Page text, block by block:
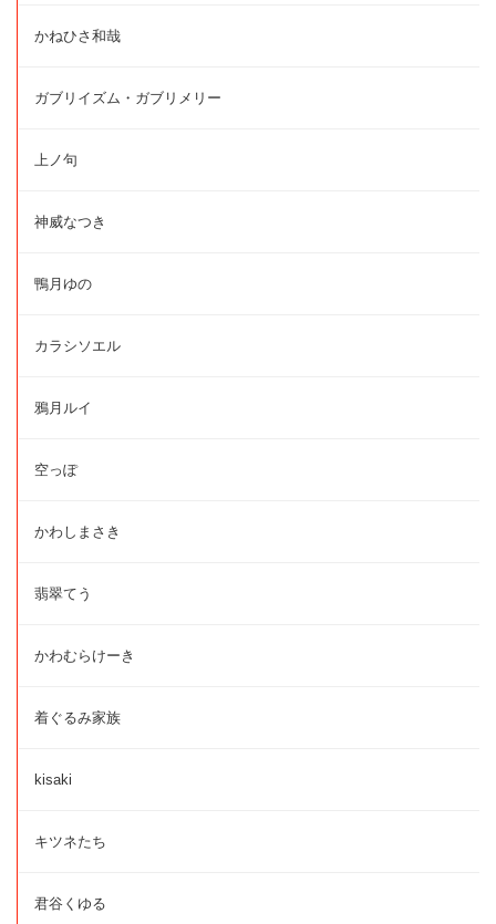
かねひさ和哉
ガブリイズム・ガブリメリー
上ノ句
神威なつき
鴨月ゆの
カラシソエル
鴉月ルイ
空っぽ
かわしまさき
翡翠てう
かわむらけーき
着ぐるみ家族
kisaki
キツネたち
君谷くゆる